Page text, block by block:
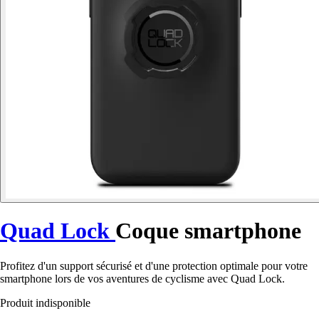
Quad Lock Coque smartphone
Profitez d'un support sécurisé et d'une protection optimale pour votre
smartphone lors de vos aventures de cyclisme avec Quad Lock.
Produit indisponible